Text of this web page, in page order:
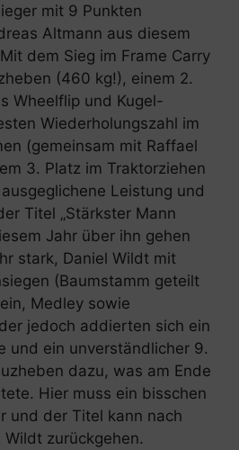
mit 9 Punkten
Altmann aus diesem
dem Sieg im Frame Carry
(460 kg!), einem 2.
Wheelflip und Kugel-
Wiederholungszahl im
(gemeinsam mit Raffael
3. Platz im Traktorziehen
Leistung und
Titel „Stärkster Mann
Jahr über ihn gehen
stark, Daniel Wildt mit
(Baumstamm geteilt
Medley sowie
jedoch addierten sich ein
und ein unverständlicher 9.
dazu, was am Ende
Hier muss ein bisschen
und der Titel kann nach
zurückgehen.